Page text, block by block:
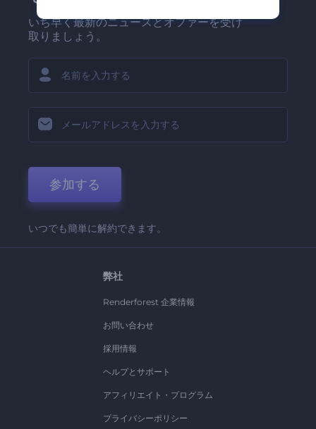
いち早く最新のニュースとオファーを受け
取りましょう。
参加する
いつでも簡単に解約できます。
弊社
Renderforest 企業情報
お問い合わせ
採用情報
ヘルプとサポート
アフィリエイト・プログラム
プライバシーポリシー